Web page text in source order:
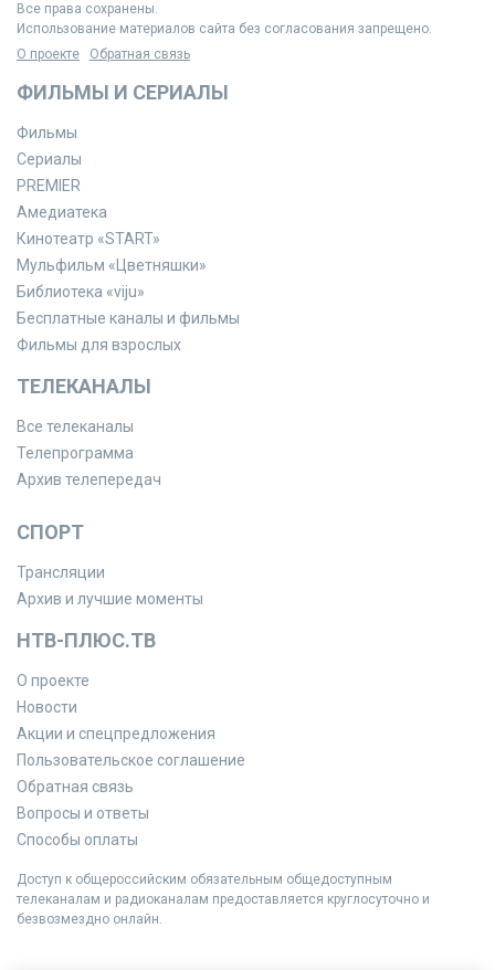
Все права сохранены.
Использование материалов сайта без согласования запрещено.
О проекте
Обратная связь
ФИЛЬМЫ И СЕРИАЛЫ
Фильмы
Сериалы
PREMIER
Амедиатека
Кинотеатр «START»
Мульфильм «Цветняшки»
Библиотека «viju»
Бесплатные каналы и фильмы
Фильмы для взрослых
ТЕЛЕКАНАЛЫ
Все телеканалы
Телепрограмма
Архив телепередач
СПОРТ
Трансляции
Архив и лучшие моменты
НТВ-ПЛЮС.ТВ
О проекте
Новости
Акции и спецпредложения
Пользовательское соглашение
Обратная связь
Вопросы и ответы
Способы оплаты
Доступ к общероссийским обязательным общедоступным
телеканалам и радиоканалам предоставляется круглосуточно и
безвозмездно онлайн.